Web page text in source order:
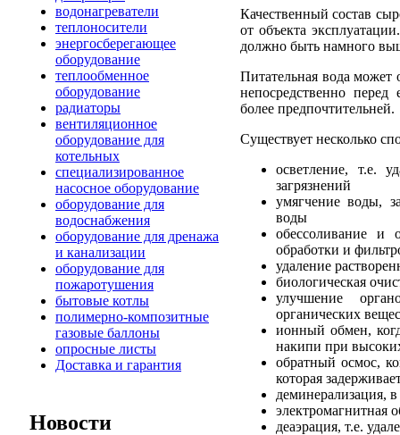
водонагреватели
теплоносители
энергосберегающее
оборудование
теплообменное
оборудование
радиаторы
вентиляционное
оборудование для
котельных
специализированное
насосное оборудование
оборудование для
водоснабжения
оборудование для дренажа
и канализации
оборудование для
пожаротушения
бытовые котлы
полимерно-композитные
газовые баллоны
опросные листы
Доставка и гарантия
Новости
Качественный состав
от объекта
должно быть намного
Питательная вода может
непосредственно
более предпочтительней.
Существует несколько
осветление, т.е.
загрязнений
умягчение воды,
воды
обессоливание и
обработки и
удаление
биологическая
улучшение
органических
ионный обмен,
накипи при
обратный осмос,
которая
деминерализация,
электромагнитная
деаэрация, т.е.